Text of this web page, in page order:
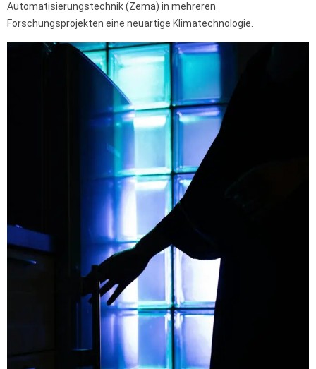
Automatisierungstechnik (Zema) in mehreren
Forschungsprojekten eine neuartige Klimatechnologie.